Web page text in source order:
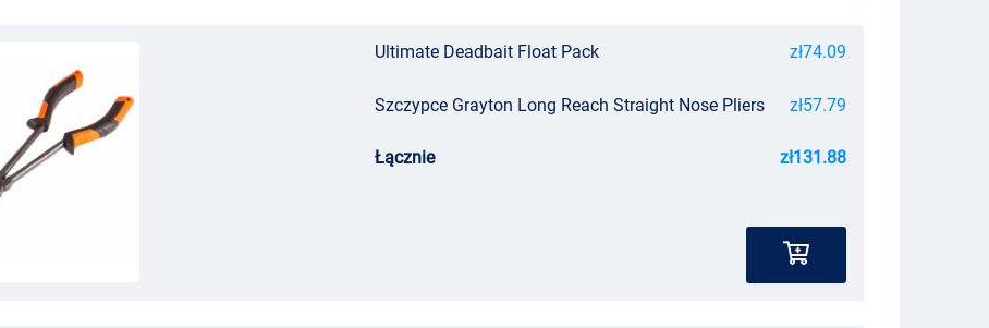
Ultimate Deadbait Float Pack zł74.09
Szczypce Grayton Long Reach Straight Nose Pliers zł57.79
Łącznie zł131.88